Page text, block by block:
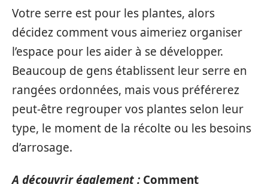
Votre serre est pour les plantes, alors
décidez comment vous aimeriez organiser
l’espace pour les aider à se développer.
Beaucoup de gens établissent leur serre en
rangées ordonnées, mais vous préférerez
peut-être regrouper vos plantes selon leur
type, le moment de la récolte ou les besoins
d’arrosage.
A découvrir également : Comment